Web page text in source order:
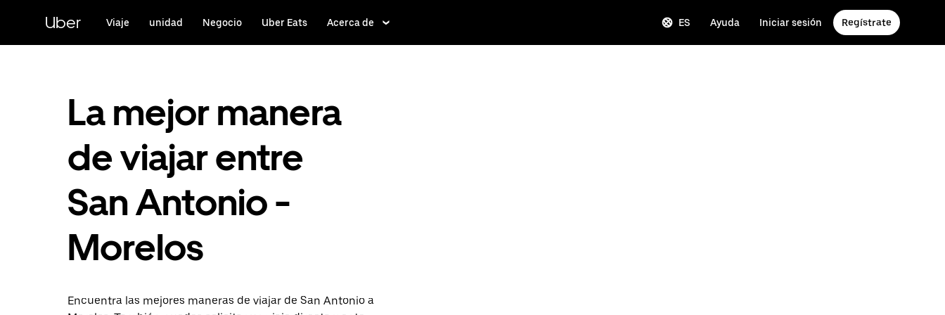
contenido
principal
Uber Viaje unidad Negocio Uber Eats Acerca de ES Ayuda Iniciar sesión Regístrate
La mejor manera
de viajar entre
San Antonio -
Morelos
Encuentra las mejores maneras de viajar de San Antonio a